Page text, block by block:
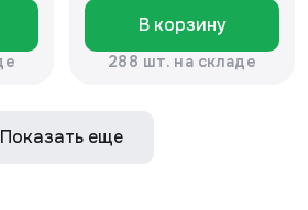
В корзину
288 шт. на складе
Показать еще